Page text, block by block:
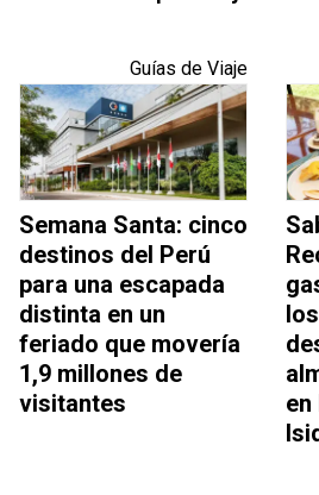
Guías de Viaje
Semana Santa: cinco
destinos del Perú
para una escapada
distinta en un
feriado que movería
1,9 millones de
visitantes
en